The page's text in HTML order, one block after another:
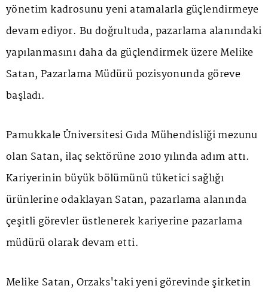
yönetim kadrosunu yeni atamalarla güçlendirmeye
devam ediyor. Bu doğrultuda, pazarlama alanındaki
yapılanmasını daha da güçlendirmek üzere Melike
Satan, Pazarlama Müdürü pozisyonunda göreve
başladı.
Pamukkale Üniversitesi Gıda Mühendisliği mezunu
olan Satan, ilaç sektörüne 2010 yılında adım attı.
Kariyerinin büyük bölümünü tüketici sağlığı
ürünlerine odaklayan Satan, pazarlama alanında
çeşitli görevler üstlenerek kariyerine pazarlama
müdürü olarak devam etti.
Melike Satan, Orzaks'taki yeni görevinde şirketin